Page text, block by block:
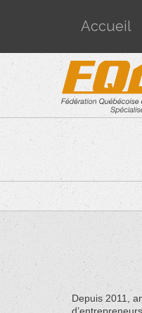
Accueil
Depuis 2011,